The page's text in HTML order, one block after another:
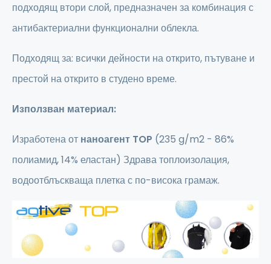
подходящ втори слой, предназначен за комбинация с
антибактериални функционални облекла.
Подходящ за: всички дейности на открито, пътуване и
престой на открито в студено време.
Използван материал:
Изработена от наноагент TOP (235 g/m2 - 86%
полиамид, 14% еластан) Здрава топлоизолация,
водоотблъскваща плетка с по-висока грамаж.